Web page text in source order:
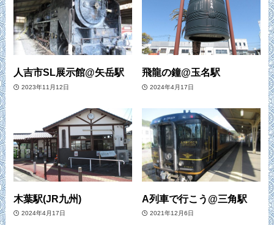
人吉市SL展示館@矢岳駅
2023年11月12日
飛龍の鐘@玉名駅
2024年4月17日
木葉駅(JR九州)
2024年4月17日
A列車で行こう@三角駅
2021年12月6日